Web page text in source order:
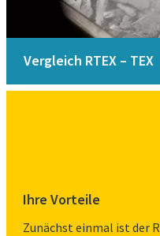
Vergleich RTEX – TEX
Ihre Vorteile
Zunächst einmal ist der